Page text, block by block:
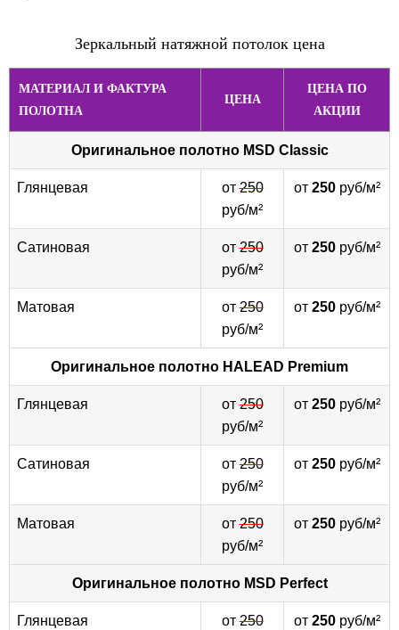
Зеркальный натяжной потолок цена
МАТЕРИАЛ И ФАКТУРА
ПОЛОТНА
ЦЕНА
ЦЕНА ПО
АКЦИИ
Оригинальное полотно MSD Classic
Глянцевая от250
руб/м²
от 250руб/м²
Сатиновая от250
руб/м²
от 250руб/м²
Матовая от250
руб/м²
от 250руб/м²
Оригинальное полотно HALEAD Premium
Глянцевая от250
руб/м²
от 250руб/м²
Сатиновая от250
руб/м²
от 250руб/м²
Матовая от250
руб/м²
от 250руб/м²
Оригинальное полотно MSD Perfect
Глянцевая от250
от 250руб/м²